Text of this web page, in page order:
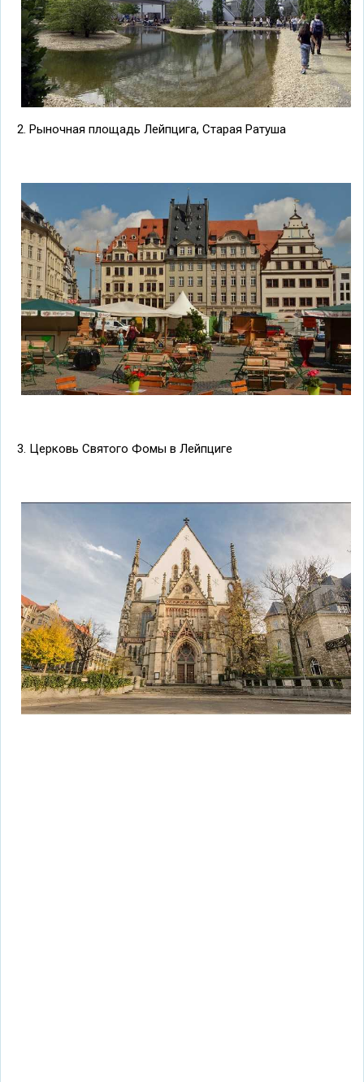
2. Рыночная площадь Лейпцига, Старая Ратуша
3. Церковь Святого Фомы в Лейпциге